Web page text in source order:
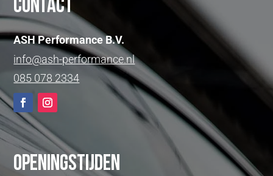
Contact
ASH Performance B.V.
info@ash-performance.nl
085 078 2334
Openingstijden